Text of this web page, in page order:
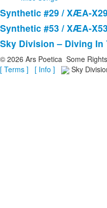
Synthetic #29 / XÆA-
Synthetic #53 / XÆA-
Sky Division – Diving In
© 2026 Ars Poetica Some
[ Terms ]
[ Info ] Sky